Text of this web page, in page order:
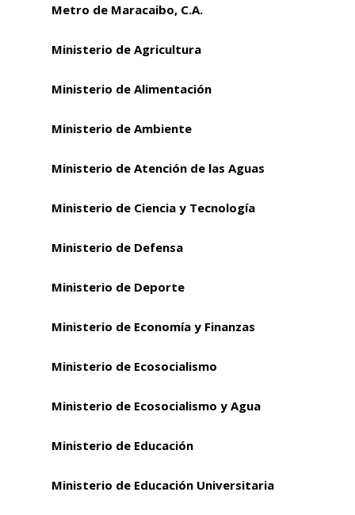
Metro de Maracaibo, C.A.
Ministerio de Agricultura
Ministerio de Alimentación
Ministerio de Ambiente
Ministerio de Atención de las Aguas
Ministerio de Ciencia y Tecnología
Ministerio de Defensa
Ministerio de Deporte
Ministerio de Economía y Finanzas
Ministerio de Ecosocialismo
Ministerio de Ecosocialismo y Agua
Ministerio de Educación
Ministerio de Educación Universitaria